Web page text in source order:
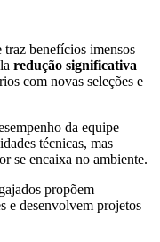
traz benefícios imensos
redução significativa
com novas seleções e
da equipe
técnicas, mas
se encaixa no ambiente.
propõem
e desenvolvem projetos